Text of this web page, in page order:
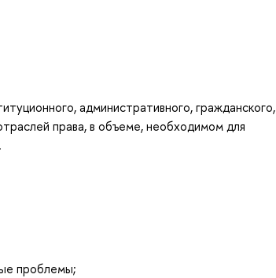
административного, гражданского,
права, в объеме, необходимом для
проблемы;